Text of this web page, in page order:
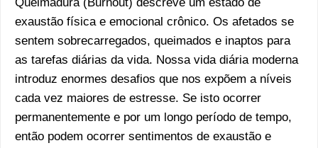
exaustão física e emocional crônico. Os afetados se
sentem sobrecarregados, queimados e inaptos para
as tarefas diárias da vida. Nossa vida diária moderna
introduz enormes desafios que nos expõem a níveis
cada vez maiores de estresse. Se isto ocorrer
permanentemente e por um longo período de tempo,
então podem ocorrer sentimentos de exaustão e